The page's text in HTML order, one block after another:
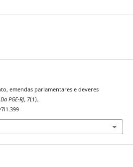
emendas parlamentares e deveres
PGE-RJ, 7(1).